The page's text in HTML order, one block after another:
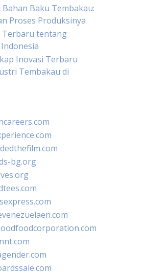
Baku Tembakau:
Proses Produksinya
Terbaru tentang
Inovasi Terbaru
Tembakau di
bg.org